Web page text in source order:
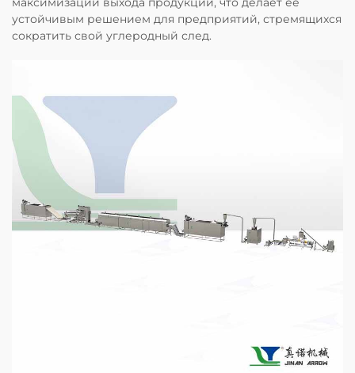
устойчивым решением для предприятий, стремящихся
сократить свой углеродный след.